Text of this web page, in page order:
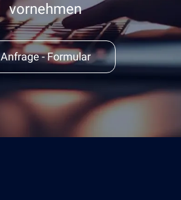
vornehmen
Anfrage - Formular